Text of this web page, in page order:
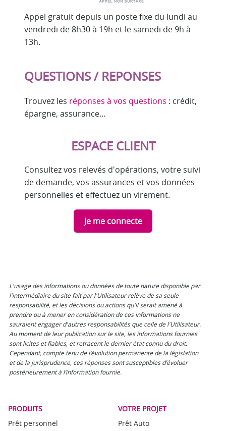
Appel gratuit depuis un poste fixe du lundi au
vendredi de 8h30 à 19h et le samedi de 9h à
13h.
QUESTIONS / REPONSES
Trouvez les réponses à vos questions : crédit,
épargne, assurance...
ESPACE CLIENT
Consultez vos relevés d'opérations, votre suivi
de demande, vos assurances et vos données
personnelles et effectuez un virement.
Je me connecte
L'usage des informations ou données de toute nature disponible par
l'intermédiaire du site fait par l'Utilisateur relève de sa seule
responsabilité, et les décisions ou actions qu'il serait amené à
prendre ou à mener en considération de ces informations ne
sauraient engager d'autres responsabilités que celle de l'Utilisateur.
Au moment de leur publication sur le site, les informations fournies
sont licites et fiables, et retracent le dernier état connu du droit.
Cependant, compte tenu de l’évolution permanente de la législation
et de la jurisprudence, ces réponses sont susceptibles d’évoluer
postérieurement à l’information fournie.
PRODUITS
Prêt personnel
VOTRE PROJET
Prêt Auto